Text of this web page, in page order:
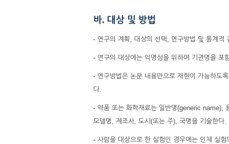
바. 대상 및 방법
- 연구의 계획, 대상의 선택, 연구방법 및 통계적
- 연구의 대상에는 익명성을 위하여 기관명을 포
- 연구방법은 논문 내용만으로 재현이 가능하도
다.
- 약품 또는 화학재료는 일반명(generic name),
모델명, 제조사, 도시(또는 주), 국명을 기술한다.
- 사람을 대상으로 한 실험인 경우에는 인체 실